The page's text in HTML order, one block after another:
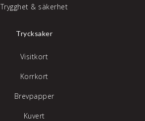
Trygghet & säkerhet
Trycksaker
Visitkort
Korrkort
Brevpapper
Kuvert